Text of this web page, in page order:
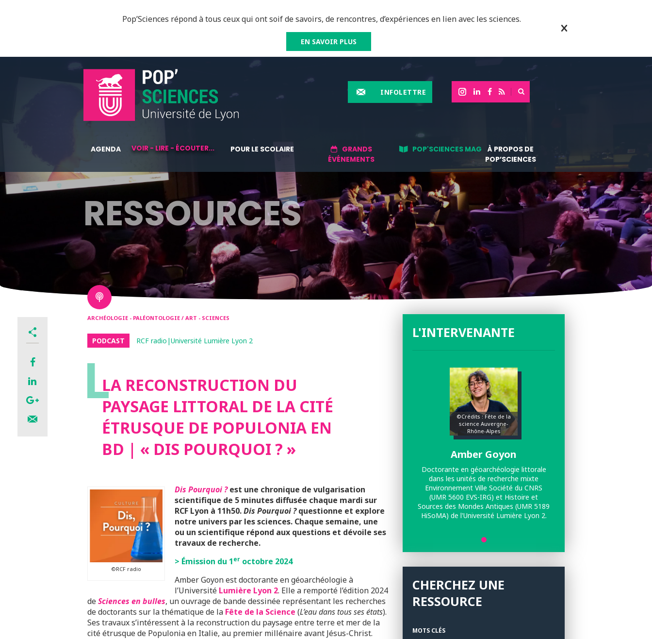
Pop’Sciences répond à tous ceux qui ont soif de savoirs, de rencontres, d’expériences en lien avec les sciences.
EN SAVOIR PLUS
INFOLETTRE
AGENDA VOIR - LIRE - ÉCOUTER... POUR LE SCOLAIRE
GRANDS
ÉVÉNEMENTS
POP'SCIENCES MAG
À PROPOS DE
POP’SCIENCES
RESSOURCES
ARCHÉOLOGIE - PALÉONTOLOGIE / ART - SCIENCES
PODCAST RCF radio|Université Lumière Lyon 2
LLA RECONSTRUCTION DU
PAYSAGE LITTORAL DE LA CITÉ
ÉTRUSQUE DE POPULONIA EN
BD | « DIS POURQUOI ? »
©RCF radio
Dis Pourquoi ?est une chronique de vulgarisation
scientifique de 5 minutes diffusée chaque mardi sur
RCF Lyon à 11h50.Dis Pourquoi ?questionne et explore
notre univers par les sciences. Chaque semaine, une
ou un scientifique répond aux questions et dévoile ses
travaux de recherche.
> Émission du 1er octobre 2024
Amber Goyon est doctorante en géoarchéologie à
l’Université Lumière Lyon 2. Elle a remporté l’édition 2024
deSciences en bulles, un ouvrage de bande dessinée représentant les recherches
de doctorants sur la thématique de la Fête de la Science (L’eau dans tous ses états).
Ses travaux s’intéressent à la reconstruction du paysage entre terre et mer de la
cité étrusque de Populonia en Italie, au premier millénaire avant Jésus-Christ.
L'INTERVENANTE
©Crédits : Fête de la
science Auvergne-
Rhône-Alpes
Amber Goyon
Doctorante en géoarchéologie littorale
dans les unités de recherche mixte
Environnement Ville Société du CNRS
(UMR 5600 EVS-IRG) et Histoire et
Sources des Mondes Antiques (UMR 5189
HiSoMA) de l'Université Lumière Lyon 2.
CHERCHEZ UNE
RESSOURCE
MOTS CLÉS